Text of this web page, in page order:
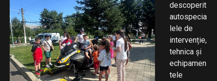
descoperit
autospecia
lele de
intervenție,
tehnica și
echipamen
tele